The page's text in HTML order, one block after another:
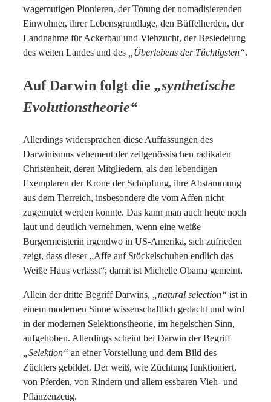
wagemutigen Pionieren, der Tötung der nomadisierenden
Einwohner, ihrer Lebensgrundlage, den Büffelherden, der
Landnahme für Ackerbau und Viehzucht, der Besiedelung
des weiten Landes und des
„Überlebens der Tüchtigsten“.
Auf Darwin folgt die „synthetische
Evolutionstheorie“
Allerdings widersprachen diese Auffassungen des
Darwinismus vehement der zeitgenössischen radikalen
Christenheit, deren Mitgliedern, als den lebendigen
Exemplaren der Krone der Schöpfung, ihre Abstammung
aus dem Tierreich, insbesondere die vom Affen nicht
zugemutet werden konnte. Das kann man auch heute noch
laut und deutlich vernehmen, wenn eine weiße
Bürgermeisterin irgendwo in US-Amerika, sich zufrieden
zeigt, dass dieser „Affe auf Stöckelschuhen endlich das
Weiße Haus verlässt“; damit ist Michelle Obama gemeint.
Allein der dritte Begriff Darwins, „natural selection“ ist in
einem modernen Sinne wissenschaftlich gedacht und wird
in der modernen Selektionstheorie, im hegelschen Sinn,
aufgehoben. Allerdings scheint bei Darwin der Begriff
„Selektion“ an einer Vorstellung und dem Bild des
Züchters gebildet. Der weiß, wie Züchtung funktioniert,
von Pferden, von Rindern und allem essbaren Vieh- und
Pflanzenzeug.